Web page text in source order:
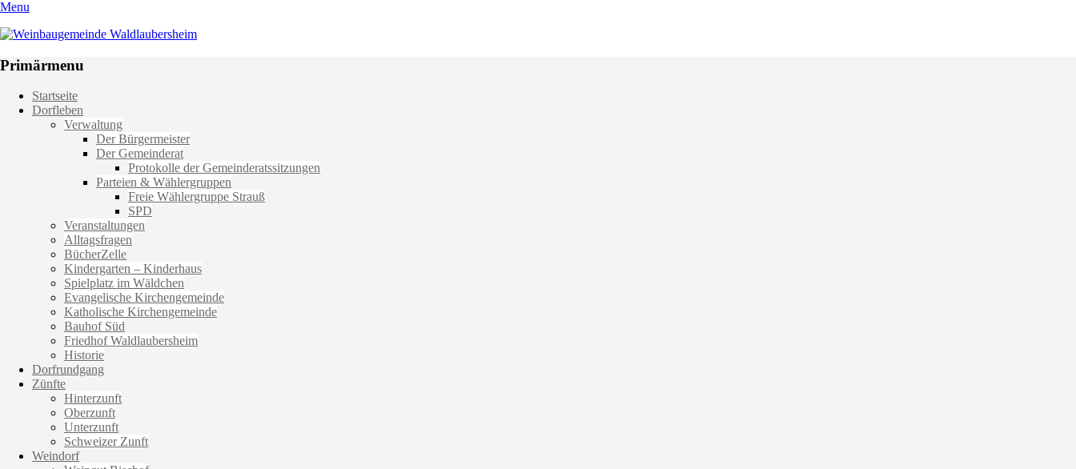
Menu
Weinbaugemeinde Waldlaubersheim
Primärmenu
Weiter
zum
Startseite
Dorfleben
Verwaltung
Der Bürgermeister
Der Gemeinderat
Protokolle der Gemeinderatssitzungen
Parteien & Wählergruppen
Freie Wählergruppe Strauß
SPD
Veranstaltungen
Alltagsfragen
BücherZelle
Kindergarten – Kinderhaus
Spielplatz im Wäldchen
Evangelische Kirchengemeinde
Katholische Kirchengemeinde
Bauhof Süd
Friedhof Waldlaubersheim
Historie
Dorfrundgang
Zünfte
Hinterzunft
Oberzunft
Unterzunft
Schweizer Zunft
Weindorf